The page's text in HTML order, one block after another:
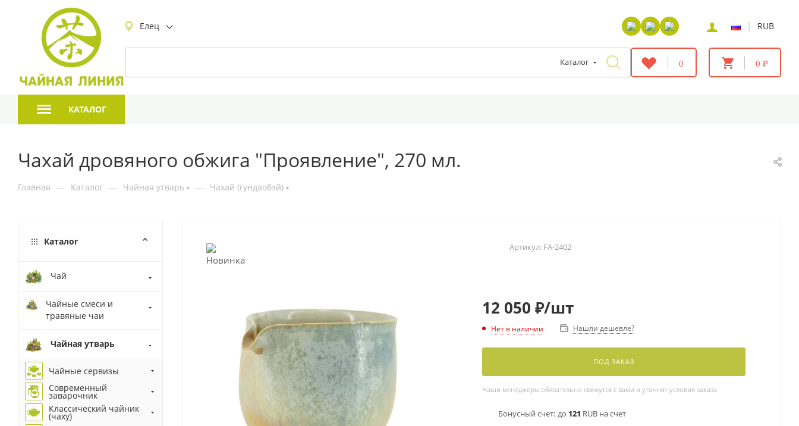
Елец | RUB
Каталог 0 0 ₽
КАТАЛОГ
Чахай дровяного обжига "Проявление", 270 мл.
Главная — Каталог — Чайная утварь — Чахай (гундаобэй)
Артикул: FA-2402
12 050 ₽/шт
Нет в наличии Нашли дешевле?
ПОД ЗАКАЗ
Наши менеджеры обязательно свяжутся с вами и уточнят условия заказа
Бонусный счет: до 121 RUB на счет
Каталог
Чай
Чайные смеси и
травяные чаи
Чайная утварь
Чайные сервизы
Современный
заварочник
Классический чайник
(чаху)